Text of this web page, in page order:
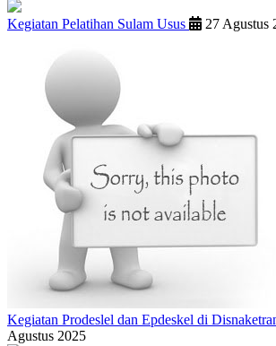
Kegiatan Pelatihan Sulam Usus 27 Agustus
Kegiatan Prodeslel dan Epdeskel di
Agustus 2025